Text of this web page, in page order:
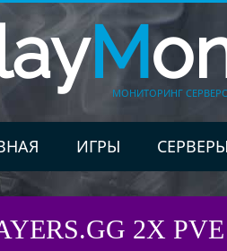
M
МОНИТОРИНГ
ИГРЫ СЕРВЕРЫ
2X